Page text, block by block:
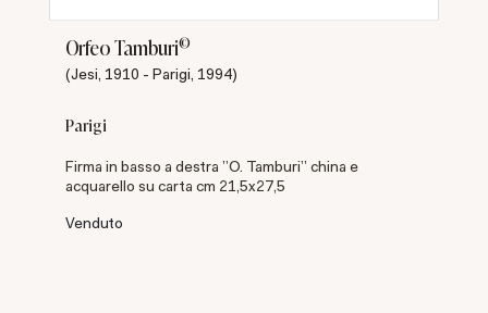
Orfeo Tamburi©
(Jesi, 1910 - Parigi, 1994)
Parigi
Firma in basso a destra "O. Tamburi" china e
acquarello su carta cm 21,5x27,5
Venduto